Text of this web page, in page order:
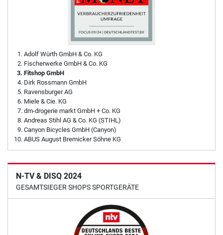
Adolf Würth GmbH & Co. KG
Fischerwerke GmbH & Co. KG
Fitshop GmbH
Dirk Rossmann GmbH
Ravensburger AG
Miele & Cie. KG
dm-drogerie markt GmbH + Co. KG
Andreas Stihl AG & Co. KG (STIHL)
Canyon Bicycles GmbH (Canyon)
ABUS August Bremicker Söhne KG
N-TV & DISQ 2024
GESAMTSIEGER SHOPS SPORTGERÄTE